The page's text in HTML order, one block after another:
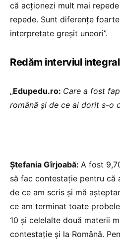
că acționezi mult mai
repede. Sunt diferențe
interpretate greșit uneori”.
Redăm interviul
„Edupedu.ro: Care a fost
română și de ce ai dorit s-o
Ștefania Gîrjoabă: A fost
să fac contestație pentru
de ce am scris și mă
ce am terminat toate
10 și celelalte două materii
contestație și la Română.